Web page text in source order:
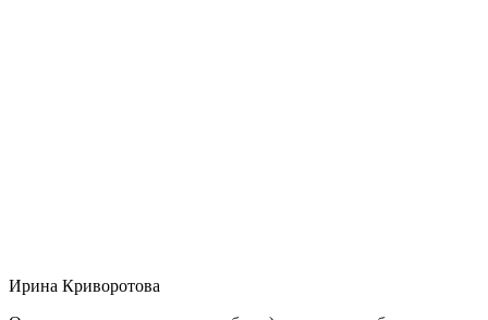
Ирина Криворотова